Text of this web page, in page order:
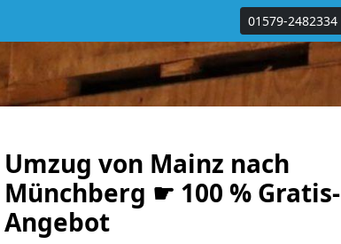
01579-2482334
Umzug von Mainz nach
Münchberg ☛ 100 % Gratis-
Angebot